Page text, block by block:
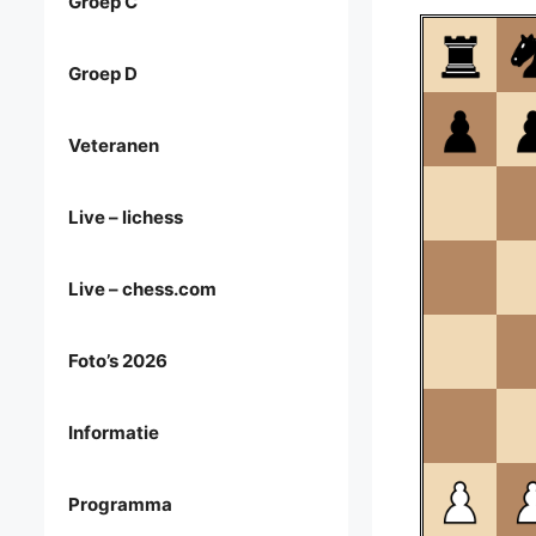
Groep D
Veteranen
Live – lichess
Live – chess.com
Foto’s 2026
Informatie
Programma